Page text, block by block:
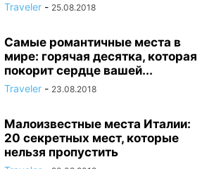
Traveler - 25.08.2018
Самые романтичные места в
мире: горячая десятка, которая
покорит сердце вашей...
Traveler - 23.08.2018
Малоизвестные места Италии:
20 секретных мест, которые
нельзя пропустить